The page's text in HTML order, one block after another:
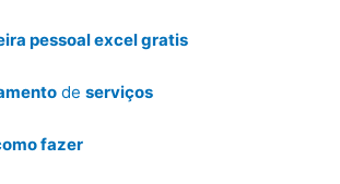
pessoal excel gratis
de serviços
fazer